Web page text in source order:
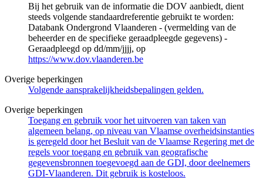
Bij het gebruik van de informatie die DOV aanbiedt, dient
steeds volgende standaardreferentie gebruikt te worden:
Databank Ondergrond Vlaanderen - (vermelding van de
beheerder en de specifieke geraadpleegde gegevens) -
Geraadpleegd op dd/mm/jjjj, op
https://www.dov.vlaanderen.be
Overige beperkingen
Volgende aansprakelijkheidsbepalingen gelden.
Overige beperkingen
Toegang en gebruik voor het uitvoeren van taken van
algemeen belang, op niveau van Vlaamse overheidsinstanties
is geregeld door het Besluit van de Vlaamse Regering met de
regels voor toegang en gebruik van geografische
gegevensbronnen toegevoegd aan de GDI, door deelnemers
GDI-Vlaanderen. Dit gebruik is kosteloos.